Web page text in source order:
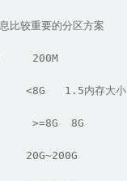
比较重要的分区方案
200M
<8G   1.5内存大小
>=8G  8G
20G~200G